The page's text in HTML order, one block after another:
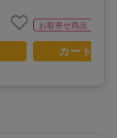
お取寄せ商品
カートに